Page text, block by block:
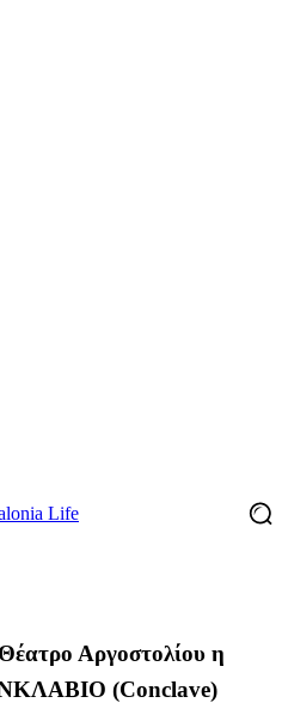
Αργοστολίου η
(Conclave)